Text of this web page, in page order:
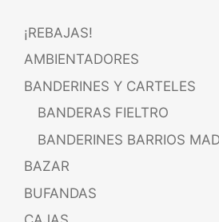
¡REBAJAS!
AMBIENTADORES
BANDERINES Y CARTELES
BANDERAS FIELTRO
BANDERINES BARRIOS
BAZAR
BUFANDAS